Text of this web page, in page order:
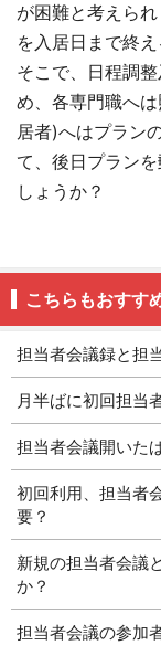
が困難と考えら
を入居日まで終
そこで、日程調
め、各専門職へ
居者)へはプラン
て、後日プラン
しょうか？
こちらもおすす
担当者会議録と担
月半ばに初回担当
担当者会議開いた
初回利用、担当者
要？
新規の担当者会議
か？
担当者会議の参加